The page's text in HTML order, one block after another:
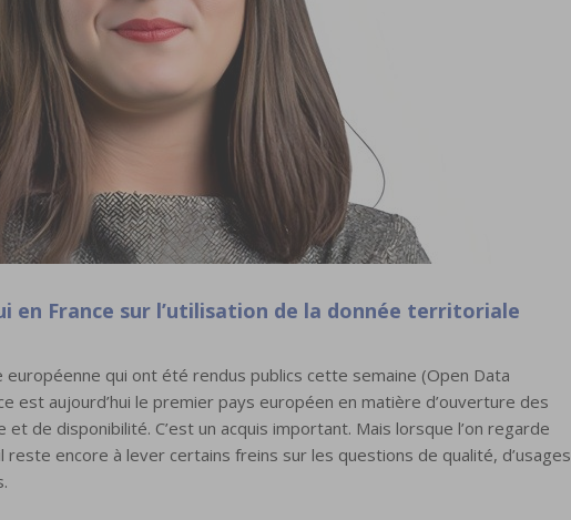
en France sur l’utilisation de la donnée territoriale
européenne qui ont été rendus publics cette semaine (Open Data
est aujourd’hui le premier pays européen en matière d’ouverture des
de disponibilité. C’est un acquis important. Mais lorsque l’on regarde
reste encore à lever certains freins sur les questions de qualité, d’usages